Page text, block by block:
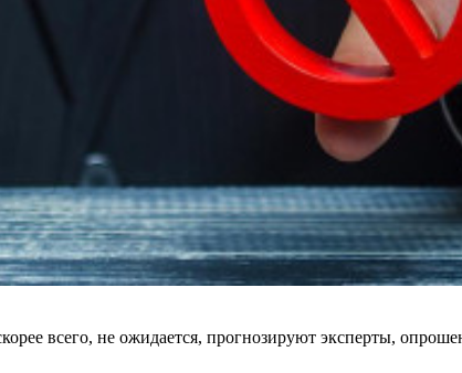
всего, не ожидается, прогнозируют эксперты,